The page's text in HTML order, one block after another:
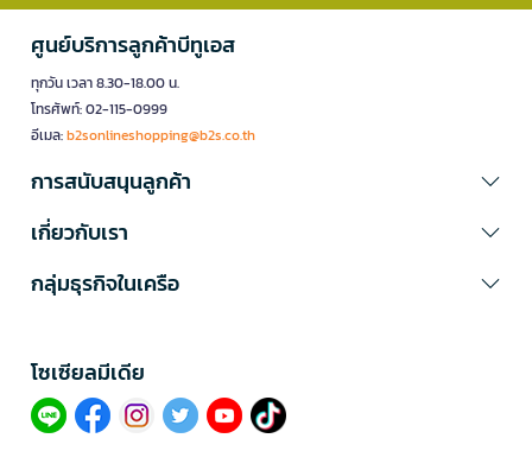
ศูนย์บริการลูกค้าบีทูเอส
ทุกวัน เวลา 8.30-18.00 น.
โทรศัพท์: 02-115-0999
อีเมล:b2sonlineshopping@b2s.co.th
การสนับสนุนลูกค้า
เกี่ยวกับเรา
กลุ่มธุรกิจในเครือ
โซเซียลมีเดีย​